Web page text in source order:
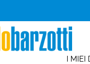
I MIEI